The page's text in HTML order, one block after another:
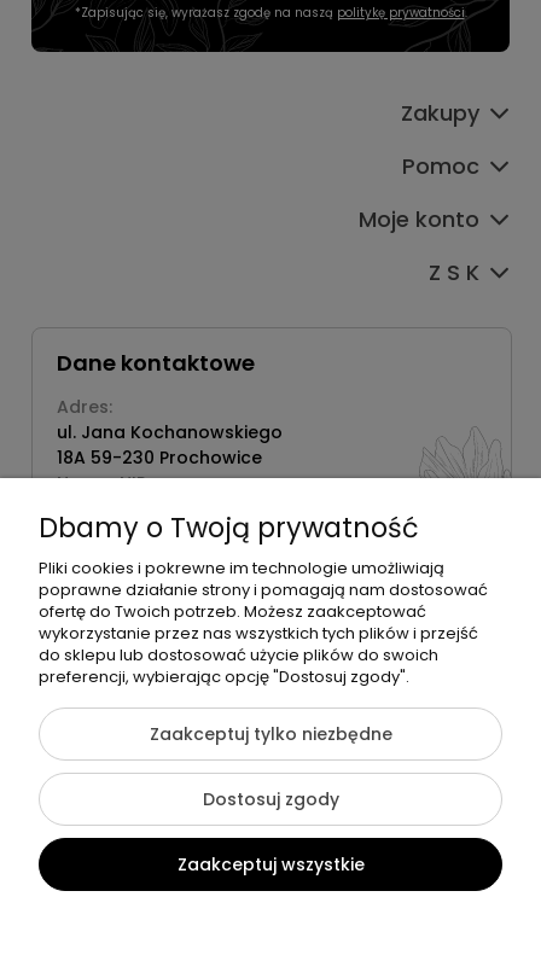
*Zapisując się, wyrażasz zgodę na naszą politykę prywatności.
Zakupy
Pomoc
Moje konto
Z S K
Dane kontaktowe
Adres:
ul. Jana Kochanowskiego
18A 59-230 Prochowice
Numer NIP:
Telefon:
518358020
©2026 Wszelkie Prawa Zastrzeżone | Zrób Sobie Krem
Szablon Flex byEcommercy
Pokaż pełną wersję strony
Sklep internetowy Shoper Premium
Dbamy o Twoją prywatność
Pliki cookies i pokrewne im technologie umożliwiają
poprawne działanie strony i pomagają nam dostosować
ofertę do Twoich potrzeb. Możesz zaakceptować
wykorzystanie przez nas wszystkich tych plików i przejść
do sklepu lub dostosować użycie plików do swoich
preferencji, wybierając opcję "Dostosuj zgody".
Zaakceptuj tylko niezbędne
Dostosuj zgody
Zaakceptuj wszystkie